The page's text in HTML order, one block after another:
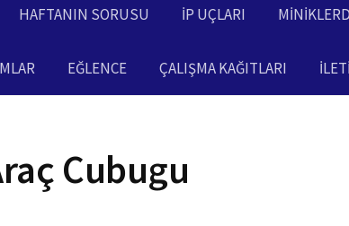
HAFTANIN SORUSU İP UÇLARI
EĞLENCE ÇALIŞMA KAĞITLARI
Cubugu